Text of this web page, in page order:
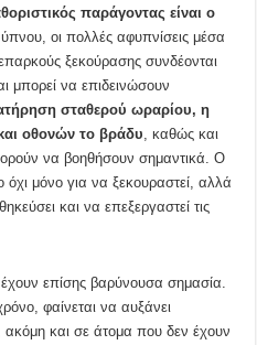
παράγοντας είναι ο
ύπνου, οι πολλές αφυπνίσεις μέσα
ξεκούρασης συνδέονται
μπορεί να επιδεινώσουν
σταθερού ωραρίου, η
οθονών το βράδυ , καθώς και
να βοηθήσουν σημαντικά. Ο
όχι μόνο για να ξεκουραστεί, αλλά
και να επεξεργαστεί τις
έχουν επίσης βαρύνουσα σημασία.
φαίνεται να αυξάνει
ακόμη και σε άτομα που δεν έχουν